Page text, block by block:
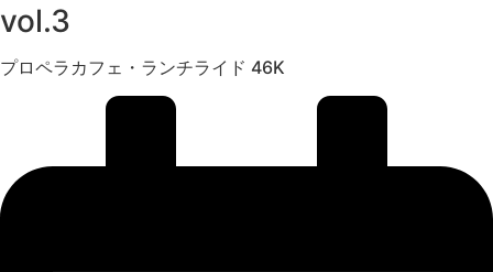
vol.3
プロペラカフェ・ランチライド 46K